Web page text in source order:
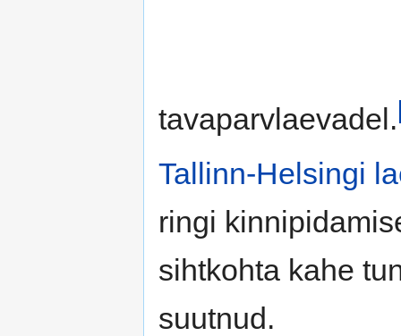
tavaparvlaevadel.
Tallinn-Helsingi
ringi
sihtkohta kahe
suutnud.